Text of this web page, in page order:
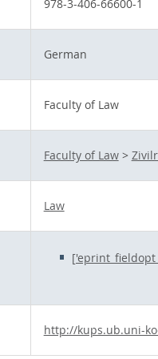
978-3-406-66600-1
German
Faculty of Law
Faculty of Law>
Law
http://kups.ub.uni-